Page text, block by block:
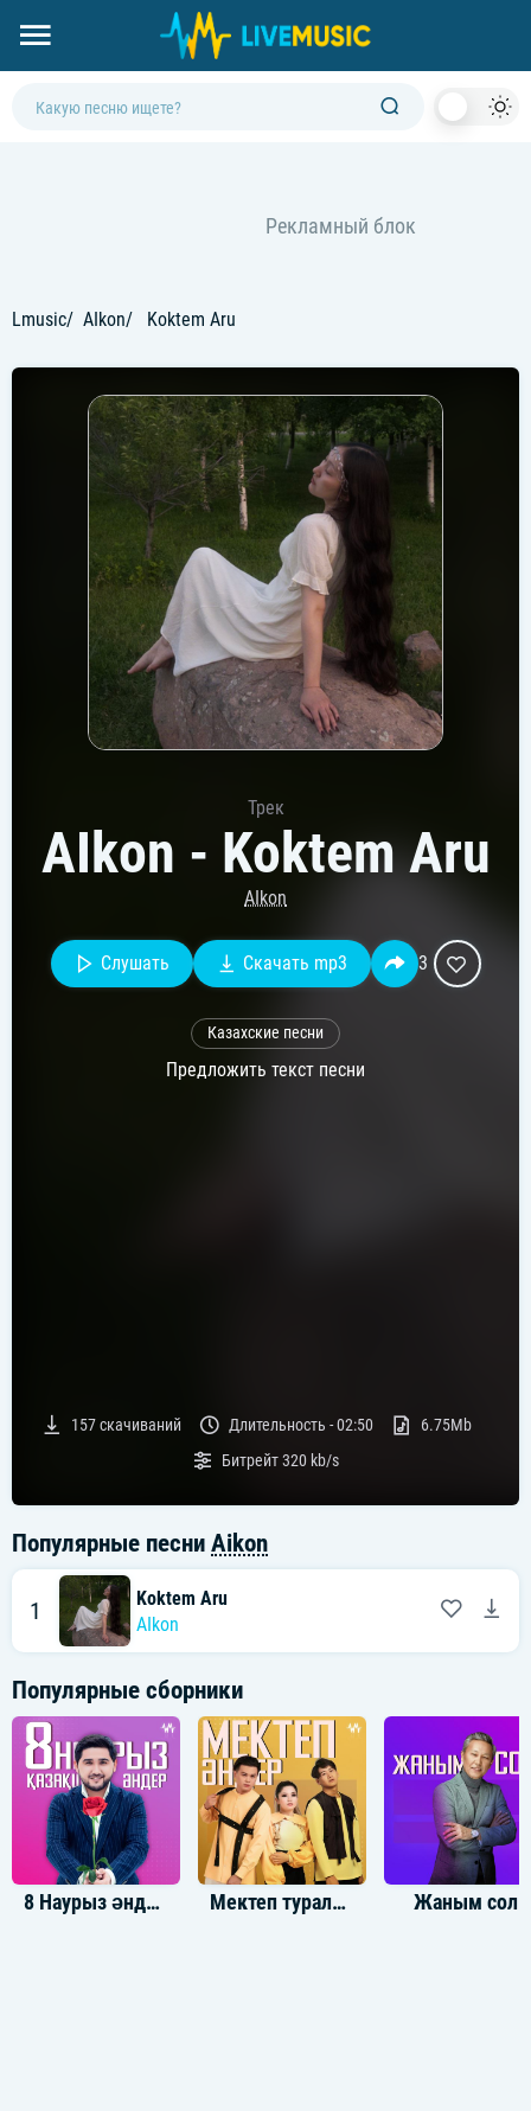
Lmusic AIkon Koktem Aru
Трек
AIkon - Koktem Aru
AIkon
Слушать Скачать mp3 3
Казахские песни
Предложить текст песни
157скачиваний Длительность -02:50
6.75Mb
Битрейт320 kb/s
Популярные песни Aikon
1
Koktem Aru
AIkon
Популярные сборники
8 Наурыз әндер жинағы Мектеп туралы әндер Жаным сол!